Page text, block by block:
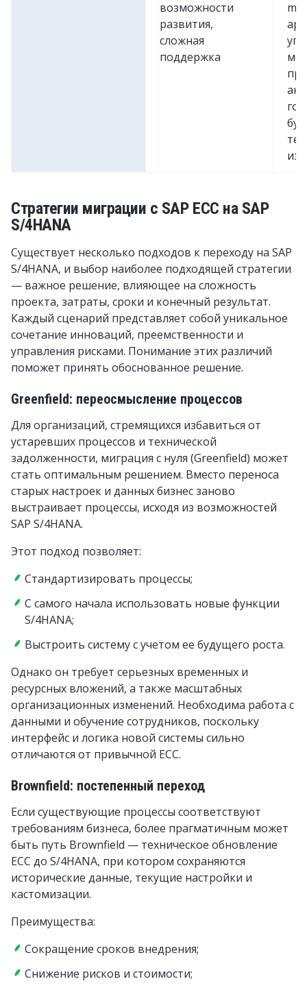
возможности
развития,
сложная
поддержка
Стратегии миграции с SAP ECC на SAP
S/4HANA
Существует несколько подходов к переходу на SAP
S/4HANA, и выбор наиболее подходящей стратегии
— важное решение, влияющее на сложность
проекта, затраты, сроки и конечный результат.
Каждый сценарий представляет собой уникальное
сочетание инноваций, преемственности и
управления рисками. Понимание этих различий
поможет принять обоснованное решение.
Greenfield: переосмысление процессов
Для организаций, стремящихся избавиться от
устаревших процессов и технической
задолженности, миграция с нуля (Greenfield) может
стать оптимальным решением. Вместо переноса
старых настроек и данных бизнес заново
выстраивает процессы, исходя из возможностей
SAP S/4HANA.
Этот подход позволяет:
Стандартизировать процессы;
С самого начала использовать новые функции
S/4HANA;
Выстроить систему с учетом ее будущего роста.
Однако он требует серьезных временных и
ресурсных вложений, а также масштабных
организационных изменений. Необходима работа с
данными и обучение сотрудников, поскольку
интерфейс и логика новой системы сильно
отличаются от привычной ECC.
Brownfield: постепенный переход
Если существующие процессы соответствуют
требованиям бизнеса, более прагматичным может
быть путь Brownfield — техническое обновление
ECC до S/4HANA, при котором сохраняются
исторические данные, текущие настройки и
кастомизации.
Преимущества:
Сокращение сроков внедрения;
Снижение рисков и стоимости;